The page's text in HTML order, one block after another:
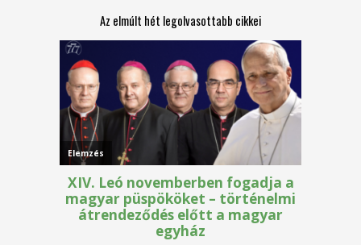
Az elmúlt hét legolvasottabb cikkei